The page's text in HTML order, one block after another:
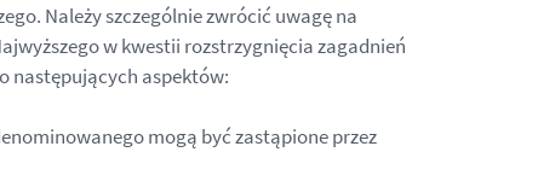
Należy szczególnie zwrócić uwagę na
w kwestii rozstrzygnięcia zagadnień
następujących aspektów:
mogą być zastąpione przez